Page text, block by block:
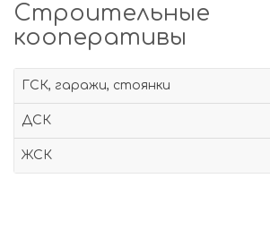
Строительные
кооперативы
ГСК, гаражи, стоянки
ДСК
ЖСК